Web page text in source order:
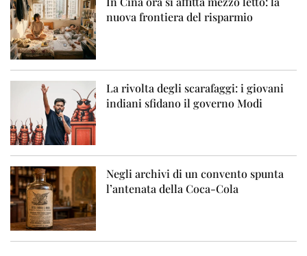
nuova frontiera del risparmio
La rivolta degli scarafaggi: i giovani
indiani sfidano il governo Modi
Negli archivi di un convento spunta
l’antenata della Coca-Cola